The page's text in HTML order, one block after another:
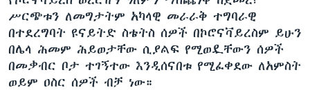
ሥርጭቱን ለመግታትም አካላዊ መራራቅ ተግባራዊ
በተደረግባት ዩናይትድ ስቴትስ ሰዎች በኮሮናቫይረስም ይሁን
በሌላ ሕመም ሕይወታቸው ሲያልፍ የሚወዷቸውን ሰዎች
በመቃብር ቦታ ተገኝተው እንዲሰናበቱ የሚፈቀደው ለአምስት
ወይም ዐስር ሰዎች ብቻ ነው።